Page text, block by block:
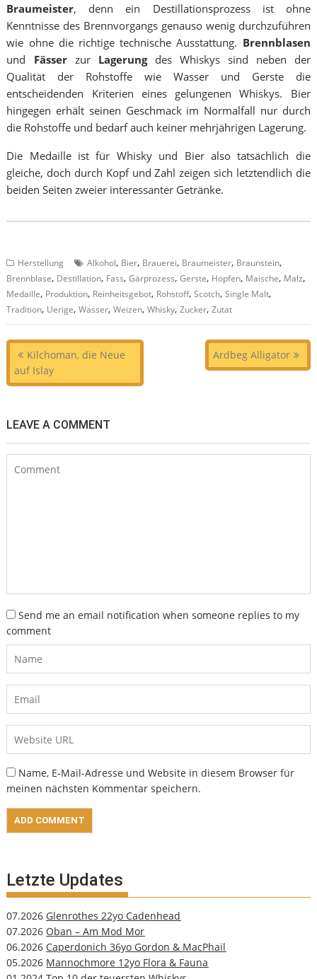
Braumeister, denn ein Destillationsprozess ist ohne
Kenntnisse des Brennvorgangs genauso wenig durchzuführen
wie ohne die richtige technische Ausstattung. Brennblasen
und Fässerzur Lagerungdes Whiskys sind neben der
Qualität der Rohstoffe wie Wasser und Gerste die
entscheidenden Kriterien eines gelungenen Whiskys. Bier
hingegen erhält seinen Geschmack im Normalfall nur durch
die Rohstoffe und bedarf auch keiner mehrjährigen Lagerung.
Die Medaille ist für Whisky und Bier also tatsächlich die
gleiche, doch durch Kopf und Zahl zeigen sich letztendlich die
beiden Seiten zweier interessanter Getränke.
Herstellung Alkohol, Bier, Brauerei, Braumeister, Braunstein,
Brennblase, Destillation, Fass,Gärprozess,Gerste, Hopfen, Maische, Malz,
Medaille, Produktion, Reinheitsgebot, Rohstoff,Scotch,Single Malt,
Tradition, Uerige,Wasser,Weizen,Whisky,Zucker,Zutat
Beitragsnavigation
Kilchoman, die Neue
auf Islay
Ardbeg Alligator
LEAVE A COMMENT
Send me an email notification when someone replies to my
comment
Name, E-Mail-Adresse und Website in diesem Browser für
meinen nächsten Kommentar speichern.
Letzte Updates
07.2026 Glenrothes 22yo Cadenhead
07.2026 Oban – Am Mod Mor
06.2026 Caperdonich 36yo Gordon & MacPhail
05.2026 Mannochmore 12yo Flora & Fauna